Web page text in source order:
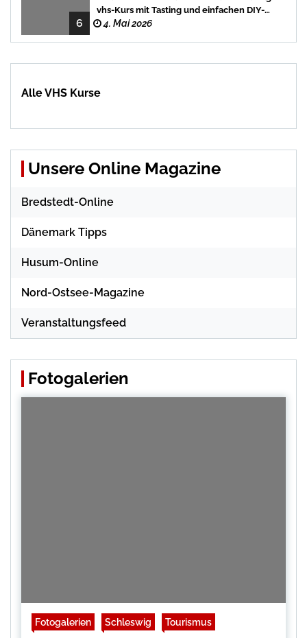
6
vhs-Kurs mit Tasting und einfachen DIY-
Rezepten
4. Mai 2026
Alle VHS Kurse
Unsere Online Magazine
Bredstedt-Online
Dänemark Tipps
Husum-Online
Nord-Ostsee-Magazine
Veranstaltungsfeed
Fotogalerien
Fotogalerien Schleswig Tourismus